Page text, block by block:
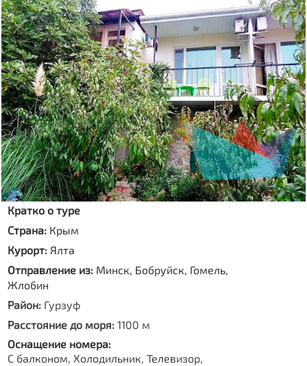
Кратко о туре
Страна: Крым
Курорт: Ялта
Отправление из: Минск, Бобруйск, Гомель,
Жлобин
Район: Гурзуф
Расстояние до моря: 1100 м
Оснащение номера:
С балконом, Холодильник, Телевизор,